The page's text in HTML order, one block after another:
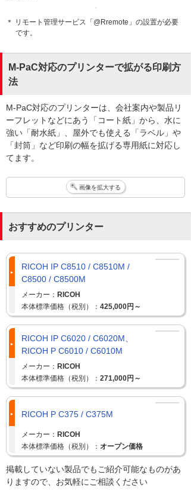
＊ リモート管理サービス「@Rremote」の設置が必要
です。
M-PaC対応のプリンターで拡がる印刷方
法
M-PaC対応のプリンターは、会社案内や製品リ
ーフレットなどにあう「コート紙」から、水に
強い「耐水紙」、屋外でも使える「ラベル」や
「封筒」など印刷の幅を拡げる専用紙に対応し
てます。
画像を拡大する
おすすめのプリンター
RICOH IP C8510 / C8510M /
C8500 / C8500M
メーカー： RICOH
本体標準価格（税別）： 425,000円～
RICOH IP C6020 / C6020M、
RICOH P C6010 / C6010M
メーカー： RICOH
本体標準価格（税別）： 271,000円～
RICOH P C375 / C375M
メーカー： RICOH
本体標準価格（税別）： オープン価格
掲載していない製品でもご紹介可能なものがあ
りますので、お気軽にご相談ください